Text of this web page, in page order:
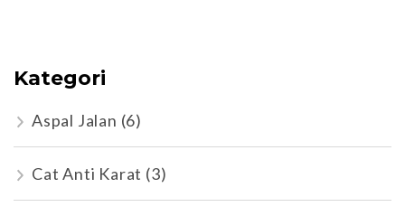
Kategori
Aspal Jalan (6)
Cat Anti Karat (3)